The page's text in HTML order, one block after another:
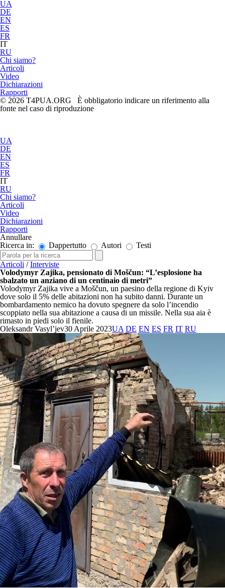
UA
DE
EN
ES
FR
IT
RU
Chi siamo?
Articoli
Video
Dichiarazioni
Rapporti
© 2026 T4PUA.ORG È obbligatorio indicare un riferimento alla
fonte nel caso di riproduzione
UA
DE
EN
ES
FR
IT
RU
Chi siamo?
Articoli
Video
Dichiarazioni
Rapporti
Annullare
Ricerca in:
Dappertutto Autori Testi
Articoli /Interviste
Volodymyr Zajika, pensionato di Moščun: “L’esplosione ha
sbalzato un anziano di un centinaio di metri”
Volodymyr Zajika vive a Moščun, un paesino della regione di Kyiv
dove solo il 5% delle abitazioni non ha subito danni. Durante un
bombardamento nemico ha dovuto spegnere da solo l’incendio
scoppiato nella sua abitazione a causa di un missile. Nella sua aia è
rimasto in piedi solo il fienile.
Oleksandr Vasyl’jev30 Aprile 2023UA DE EN ES FR IT RU